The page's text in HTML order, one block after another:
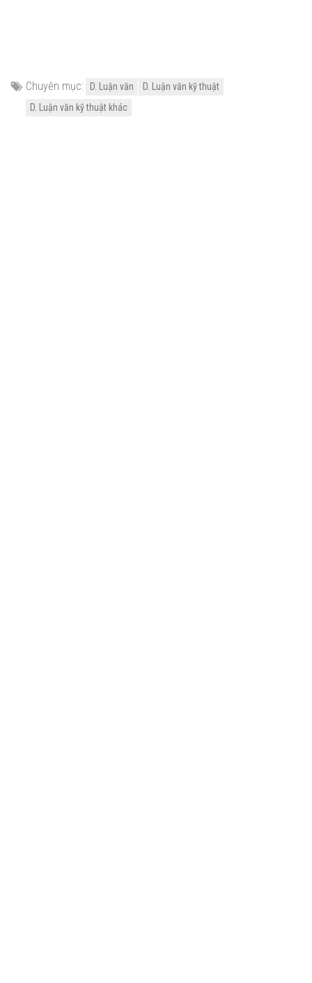
Chuyên mục: D. Luận văn
D. Luận văn kỹ thuật
D. Luận văn kỹ thuật khác